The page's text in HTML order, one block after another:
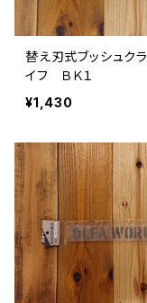
替え刃式ブッシュク
イフ ＢＫ１
¥1,430